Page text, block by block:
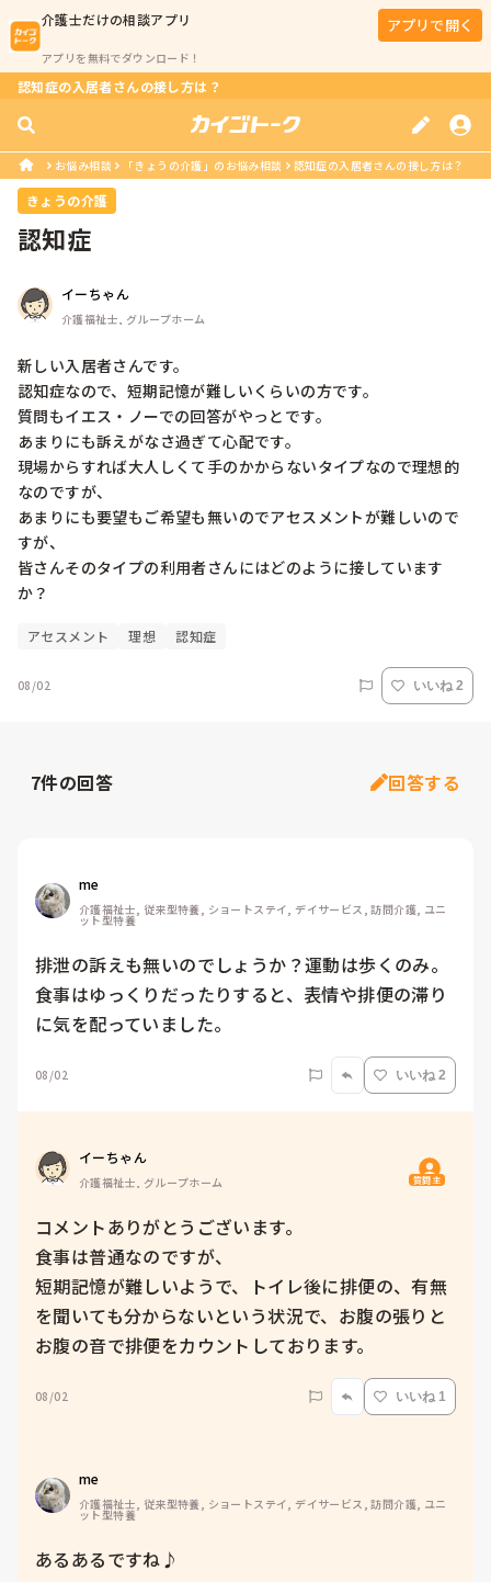
介護士だけの相談アプリ
アプリを無料でダウンロード！
アプリで開く
認知症の入居者さんの接し方は？
お悩み相談 「きょうの介護」のお悩み相談 認知症の入居者さんの接し方は？
きょうの介護
認知症
イーちゃん
介護福祉士, グループホーム
新しい入居者さんです。
認知症なので、短期記憶が難しいくらいの方です。
質問もイエス・ノーでの回答がやっとです。
あまりにも訴えがなさ過ぎて心配です。
現場からすれば大人しくて手のかからないタイプなので理想的
なのですが、
あまりにも要望もご希望も無いのでアセスメントが難しいので
すが、
皆さんそのタイプの利用者さんにはどのように接しています
か？
アセスメント 理想 認知症
08/02 いいね 2
7件の回答 回答する
me
介護福祉士, 従来型特養, ショートステイ, デイサービス, 訪問介護, ユニ
ット型特養
排泄の訴えも無いのでしょうか？運動は歩くのみ。
食事はゆっくりだったりすると、表情や排便の滞り
に気を配っていました。
08/02 いいね 2
イーちゃん
介護福祉士, グループホーム 質問主
コメントありがとうございます。
食事は普通なのですが、
短期記憶が難しいようで、トイレ後に排便の、有無
を聞いても分からないという状況で、お腹の張りと
お腹の音で排便をカウントしております。
08/02 いいね 1
me
介護福祉士, 従来型特養, ショートステイ, デイサービス, 訪問介護, ユニ
ット型特養
あるあるですね♪